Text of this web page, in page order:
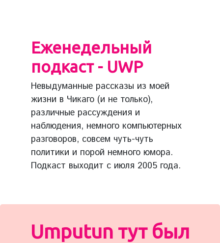
Еженедельный
подкаст - UWP
Невыдуманные рассказы из моей
жизни в Чикаго (и не только),
различные рассуждения и
наблюдения, немного компьютерных
разговоров, совсем чуть-чуть
политики и порой немного юмора.
Подкаст выходит с июля 2005 года.
Umputun тут был